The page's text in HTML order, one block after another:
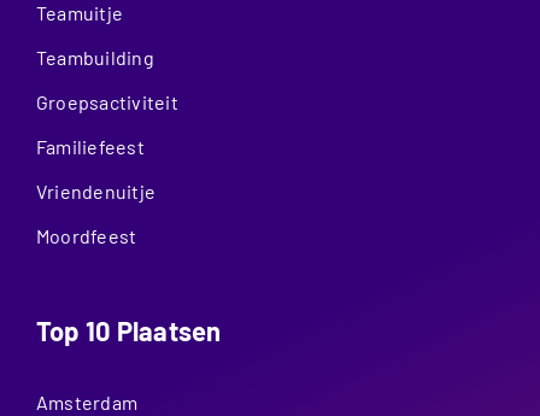
Teamuitje
Teambuilding
Groepsactiviteit
Familiefeest
Vriendenuitje
Moordfeest
Top 10 Plaatsen
Amsterdam